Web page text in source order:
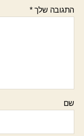
התגובה שלך*
שם